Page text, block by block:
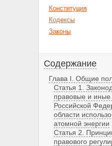
Конституция
Кодексы
Законы
Содержание
Глава I. Общие
Статья 1.
правовые и иные
Российской
области
атомной энергии
Статья 2.
правового